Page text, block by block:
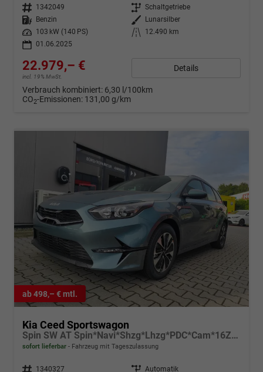
Fahrzeugnr. 1342049 Getriebe Schaltgetriebe
Kraftstoff
Benzin Außenfarbe
Lunarsilber
Leistung
103 kW (140 PS) Kilometerstand
12.490 km
01.06.2025
22.979,– €
incl. 19% MwSt.
Details
Verbrauch kombiniert: 6,30 l/100km
CO2-Emissionen: 131,00 g/km
ab 498,– € mtl.
Kia Ceed Sportswagon
Spin SW AT Spin*Navi*Shzg*Lhzg*PDC*Cam*16Zoll
sofort lieferbar Fahrzeug mit Tageszulassung
Fahrzeugnr. 1340327 Getriebe Automatik